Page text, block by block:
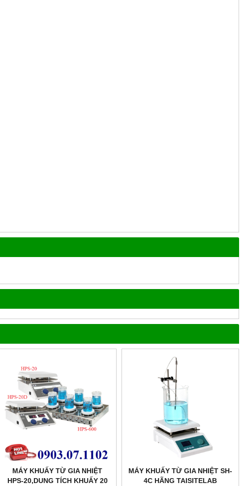
MÁY KHUẤY TỪ GIA NHIỆT
HPS-20,DUNG TÍCH KHUẤY 20
MÁY KHUẤY TỪ GIA NHIỆT SH-
4C HÃNG TAISITELAB